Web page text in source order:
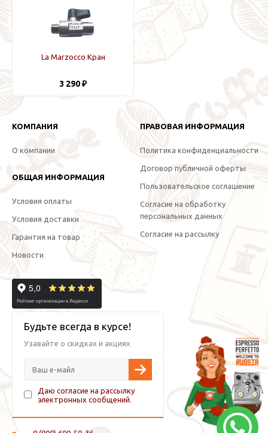
La Marzocco Кран
3 290 ₽
КОМПАНИЯ
О компании
ОБЩАЯ ИНФОРМАЦИЯ
Условия оплаты
Условия доставки
Гарантия на товар
Новости
ПРАВОВАЯ ИНФОРМАЦИЯ
Политика конфиденциальности
Договор публичной оферты
Пользовательское соглашение
Согласие на обработку
персональных данных
Согласие на рассылку
Будьте всегда в курсе!
Узавайте о скидках и акциях
Даю согласие на рассылку
электронных сообщений.